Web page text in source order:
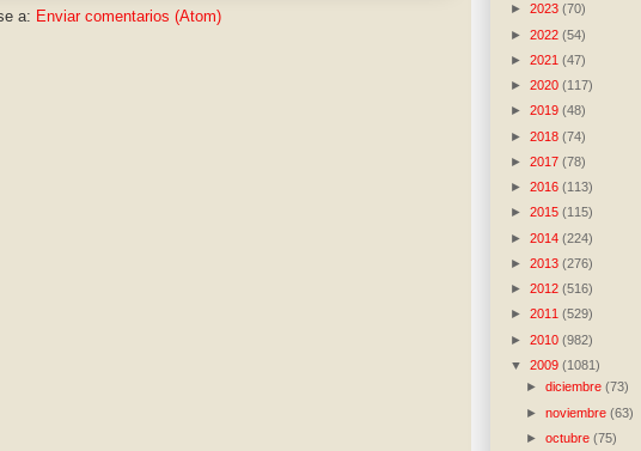
a: Enviar comentarios (Atom)
► 2023 (70)
► 2022 (54)
► 2021 (47)
► 2020 (117)
► 2019 (48)
► 2018 (74)
► 2017 (78)
► 2016 (113)
► 2015 (115)
► 2014 (224)
► 2013 (276)
► 2012 (516)
► 2011 (529)
► 2010 (982)
▼ 2009 (1081)
►diciembre(73)
►noviembre(63)
►octubre(75)